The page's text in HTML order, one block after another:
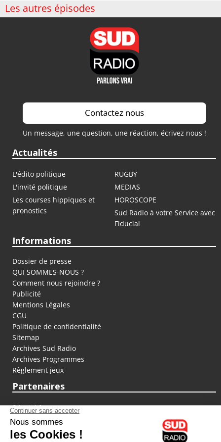
Les autres épisodes
Contactez nous
Un message, une question, une réaction, écrivez nous !
Actualités
L'édito politique
RUGBY
L'invité politique
MEDIAS
Les courses hippiques et
pronostics
HOROSCOPE
Sud Radio à votre Service avec
Fiducial
Informations
Dossier de presse
QUI SOMMES-NOUS ?
Comment nous rejoindre ?
Publicité
Mentions Légales
CGU
Politique de confidentialité
Sitemap
Archives Sud Radio
Archives Programmes
Règlement jeux
Partenaires
fiducial.fr
lyoncapitale.fr
olympique-et-lyonnais.com